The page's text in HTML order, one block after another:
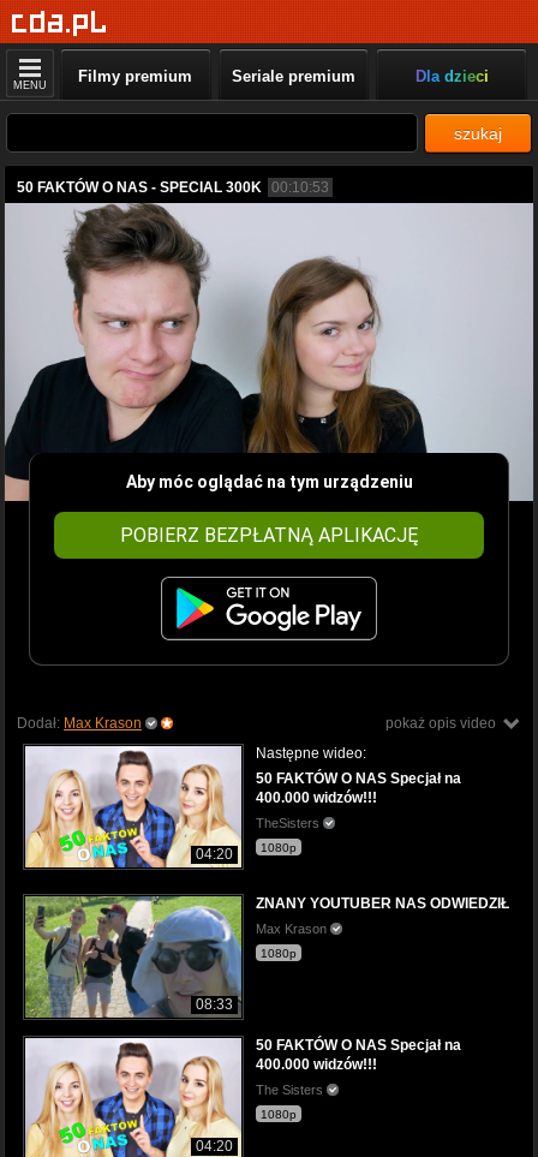
MENU Filmy premium Seriale premium Dla dzieci
szukaj
50 FAKTÓW O NAS - SPECIAL 300K 00:10:53
Aby móc oglądać na tym urządzeniu
POBIERZ BEZPŁATNĄ APLIKACJĘ
pokaż opis video
Dodał: Max Krason
04:20
Następne wideo:
50 FAKTÓW O NAS Specjał na
400.000 widzów!!!
TheSisters
1080p
08:33
ZNANY YOUTUBER NAS ODWIEDZIŁ
Max Krason
1080p
04:20
50 FAKTÓW O NAS Specjał na
400.000 widzów!!!
The Sisters
1080p